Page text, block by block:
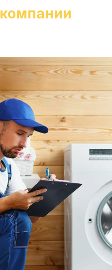
компании